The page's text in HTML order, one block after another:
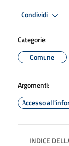
Condividi
Categorie:
Comune
Argomenti:
Accesso
INDICE